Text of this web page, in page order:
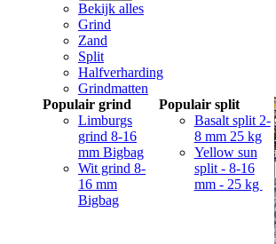
Bekijk alles
Grind
Zand
Split
Halfverharding
Grindmatten
Populair grind
Limburgs
grind 8-16
mm Bigbag
Wit grind 8-
16 mm
Bigbag
Populair split
Basalt split 2-
8 mm 25 kg
Yellow sun
split - 8-16
mm - 25 kg